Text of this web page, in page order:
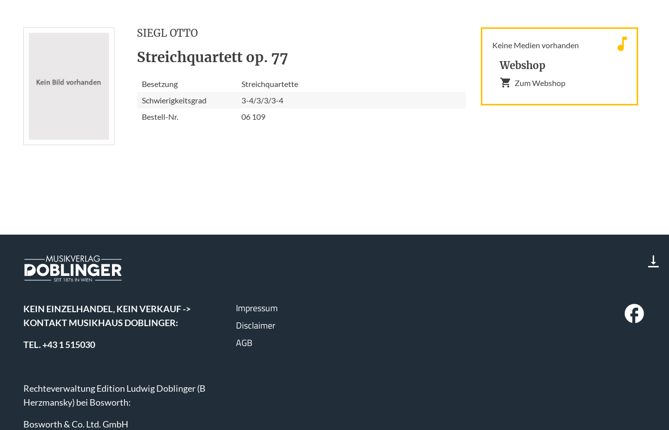
SIEGL OTTO
Streichquartett op. 77
Besetzung
Streichquartette
Schwierigkeitsgrad
3-4/3/3/3-4
Bestell-Nr.
06 109
Keine Medien vorhanden
Webshop
Zum Webshop
KEIN EINZELHANDEL, KEIN VERKAUF ->
KONTAKT MUSIKHAUS DOBLINGER:
TEL. +43 1 515030
Rechteverwaltung Edition Ludwig Doblinger (B
Herzmansky) bei Bosworth:
Bosworth & Co. Ltd. GmbH
Impressum
Disclaimer
AGB